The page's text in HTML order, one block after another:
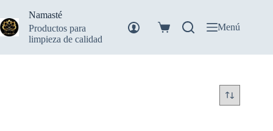
contenido
Namasté
Productos para
limpieza de calidad
Carro
compra
Menú